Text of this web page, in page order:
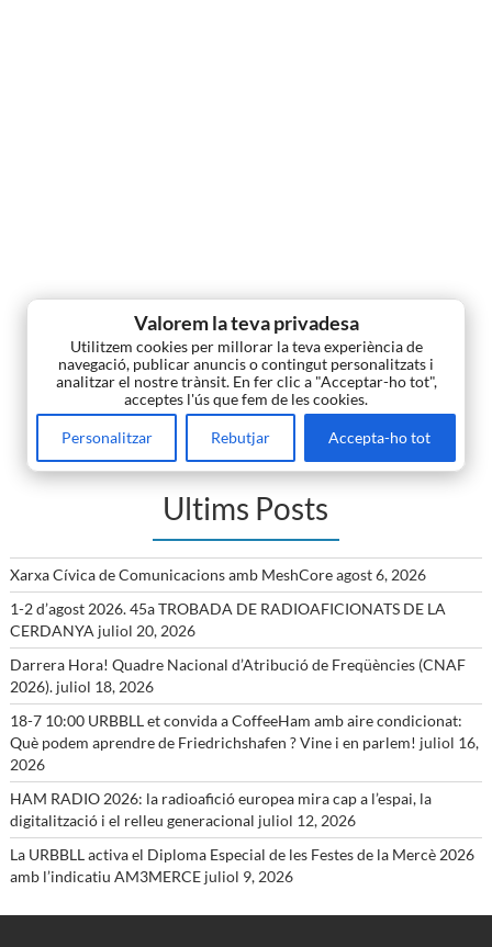
Valorem la teva privadesa
Utilitzem cookies per millorar la teva experiència de
navegació, publicar anuncis o contingut personalitzats i
analitzar el nostre trànsit. En fer clic a "Acceptar-ho tot",
acceptes l'ús que fem de les cookies.
Personalitzar Rebutjar Accepta-ho tot
Ultims Posts
Xarxa Cívica de Comunicacions amb MeshCoreagost 6, 2026
1-2 d’agost 2026. 45a TROBADA DE RADIOAFICIONATS DE LA
CERDANYA juliol 20, 2026
Darrera Hora! Quadre Nacional d’Atribució de Freqüències (CNAF
2026). juliol 18, 2026
18-7 10:00 URBBLL et convida a CoffeeHam amb aire condicionat:
Què podem aprendre de Friedrichshafen ? Vine i en parlem! juliol 16,
2026
HAM RADIO 2026: la radioafició europea mira cap a l’espai, la
digitalització i el relleu generacional juliol 12, 2026
La URBBLL activa el Diploma Especial de les Festes de la Mercè 2026
amb l’indicatiu AM3MERCE juliol 9, 2026